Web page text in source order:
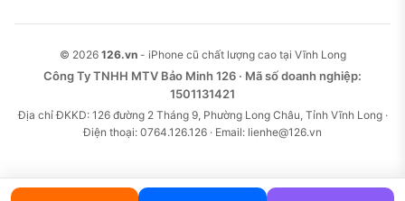
© 2026 126.vn- iPhone cũ chất lượng cao tại Vĩnh Long
Công Ty TNHH MTV Bảo Minh 126 · Mã số doanh nghiệp:
1501131421
Địa chỉ ĐKKD: 126 đường 2 Tháng 9, Phường Long Châu, Tỉnh Vĩnh Long ·
Điện thoại: 0764.126.126 · Email: lienhe@126.vn